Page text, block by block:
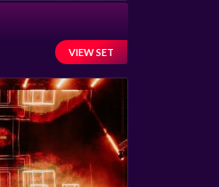
VIEW SET